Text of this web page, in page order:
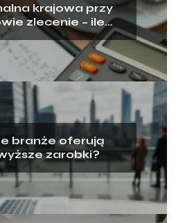
krajowa przy
zlecenie – ile
dostaniesz?
branże oferują
zarobki?